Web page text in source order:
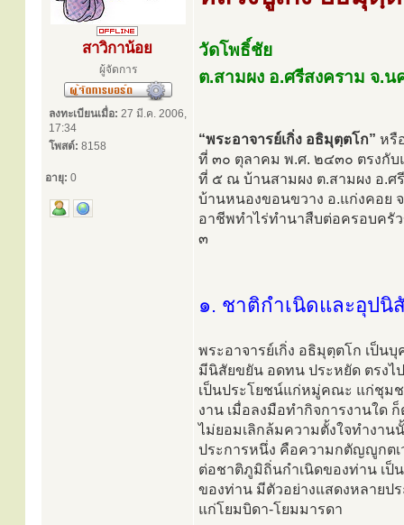
สาวิกาน้อย
ผู้จัดการ
ลงทะเบียนเมื่อ: 27 มี.ค. 2006,
17:34
โพสต์: 8158
อายุ: 0
วัดโพธิ์ชัย
ต.สามผง อ.ศรีสงคราม จ.
“พระอาจารย์เกิ่ง อธิมุตฺตโก” หรื
ที่ ๓๐ ตุลาคม พ.ศ. ๒๔๓๐ ตรงกับ
ที่ ๕ ณ บ้านสามผง ต.สามผง อ.
บ้านหนองขอนขวาง อ.แก่งคอย
อาชีพทำไร่ทำนาสืบต่อครอบครั
๓
๑. ชาติกำเนิดและอุปนิ
พระอาจารย์เกิ่ง อธิมุตฺตโก เป็น
มีนิสัยขยัน อดทน ประหยัด ตรงไ
เป็นประโยชน์แก่หมู่คณะ แก่ชุม
งาน เมื่อลงมือทำกิจการงานใด ก็
ไม่ยอมเลิกล้มความตั้งใจทำงาน
ประการหนึ่ง คือความกตัญญูกต
ต่อชาติภูมิถิ่นกำเนิดของท่าน เ
ของท่าน มีตัวอย่างแสดงหลายป
แก่โยมบิดา-โยมมารดา